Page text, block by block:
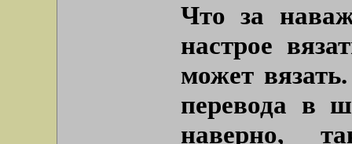
Что за
настрое
может
перевода в
наверно,